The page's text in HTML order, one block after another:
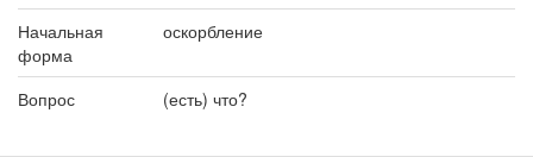
Начальная
форма
оскорбление
Вопрос (есть) что?